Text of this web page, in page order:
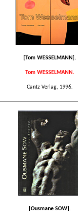
[Tom WESSELMANN].
Tom WESSELMANN.
Cantz Verlag, 1996.
[Ousmane SOW].